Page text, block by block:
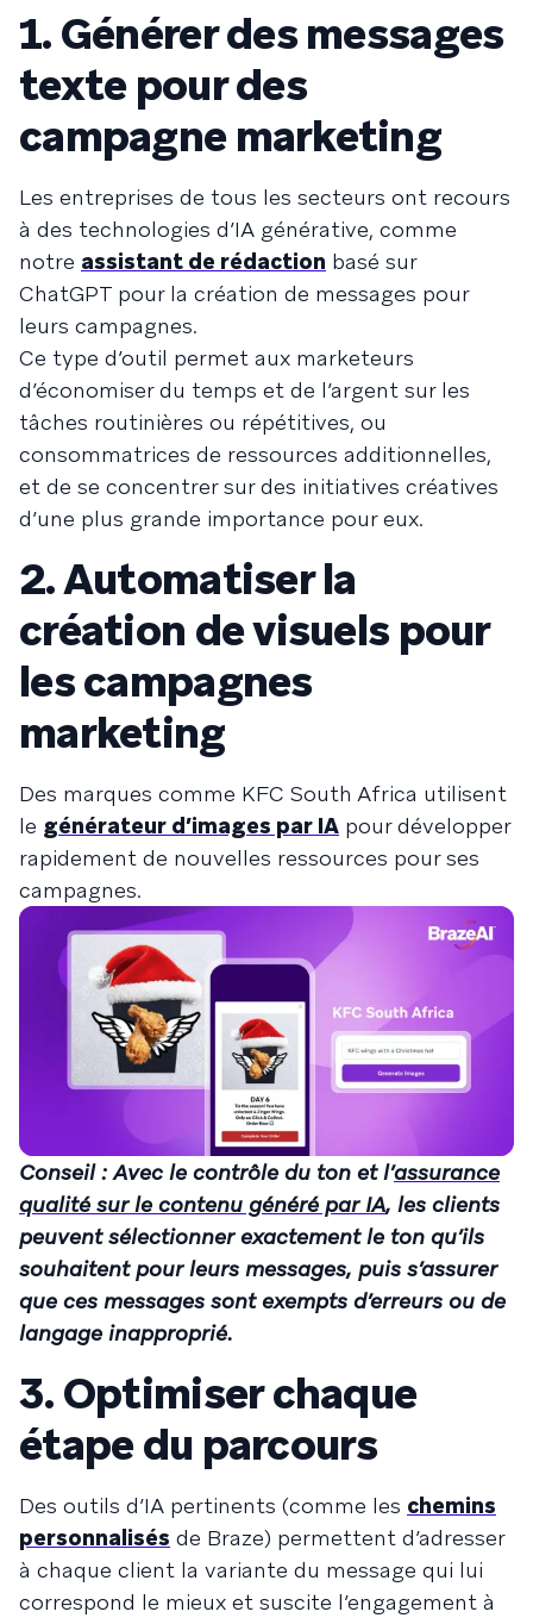
1. Générer des messages
texte pour des
campagne marketing
Les entreprises de tous les secteurs ont recours
à des technologies d’IA générative, comme
notre assistant de rédaction basé sur
ChatGPT pour la création de messages pour
leurs campagnes.
Ce type d’outil permet aux marketeurs
d’économiser du temps et de l’argent sur les
tâches routinières ou répétitives, ou
consommatrices de ressources additionnelles,
et de se concentrer sur des initiatives créatives
d’une plus grande importance pour eux.
2. Automatiser la
création de visuels pour
les campagnes
marketing
Des marques comme KFC South Africa utilisent
le générateur d’images par IA pour développer
rapidement de nouvelles ressources pour ses
campagnes.
Conseil : Avec le contrôle du ton et l’assurance
qualité sur le contenu généré par IA, les clients
peuvent sélectionner exactement le ton qu’ils
souhaitent pour leurs messages, puis s’assurer
que ces messages sont exempts d’erreurs ou de
langage inapproprié.
3. Optimiser chaque
étape du parcours
Des outils d’IA pertinents (comme les chemins
personnalisés de Braze) permettent d’adresser
à chaque client la variante du message qui lui
correspond le mieux et suscite l’engagement à